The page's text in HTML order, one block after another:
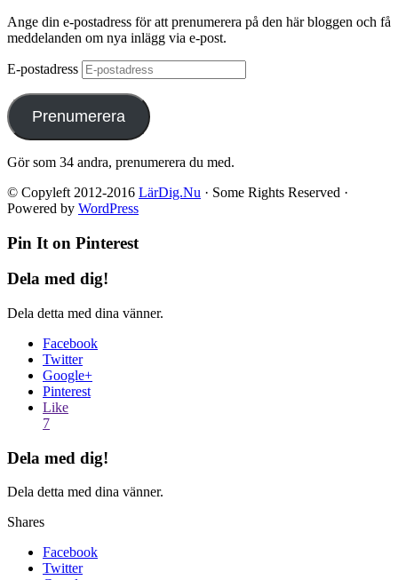
Ange din e-postadress för att prenumerera på den här bloggen och få
meddelanden om nya inlägg via e-post.
E-postadress
Prenumerera
Gör som 34 andra, prenumerera du med.
© Copyleft 2012-2016 LärDig.Nu · Some Rights Reserved ·
Powered by WordPress
Pin It on Pinterest
Dela med dig!
Dela detta med dina vänner.
Facebook
Twitter
Google+
Pinterest
Like
7
Dela med dig!
Dela detta med dina vänner.
Shares
Facebook
Twitter